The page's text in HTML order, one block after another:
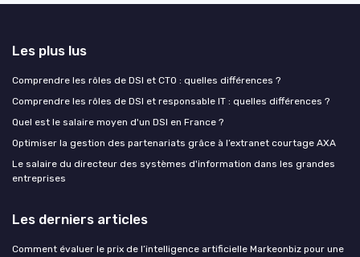
Les plus lus
Comprendre les rôles de DSI et CTO : quelles différences ?
Comprendre les rôles de DSI et responsable IT : quelles différences ?
Quel est le salaire moyen d'un DSI en France ?
Optimiser la gestion des partenariats grâce à l’extranet courtage AXA
Le salaire du directeur des systèmes d'information dans les grandes
entreprises
Les derniers articles
Comment évaluer le prix de l’intelligence artificielle Markeonbiz pour une